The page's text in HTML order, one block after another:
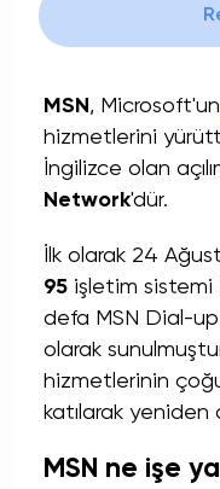
MSN , Microsoft'un
hizmetlerini
İngilizce olan
Network'dür.
İlk olarak 24
95 işletim sistemi
defa MSN Dial-
olarak
hizmetlerinin
katılarak yeniden
MSN ne işe